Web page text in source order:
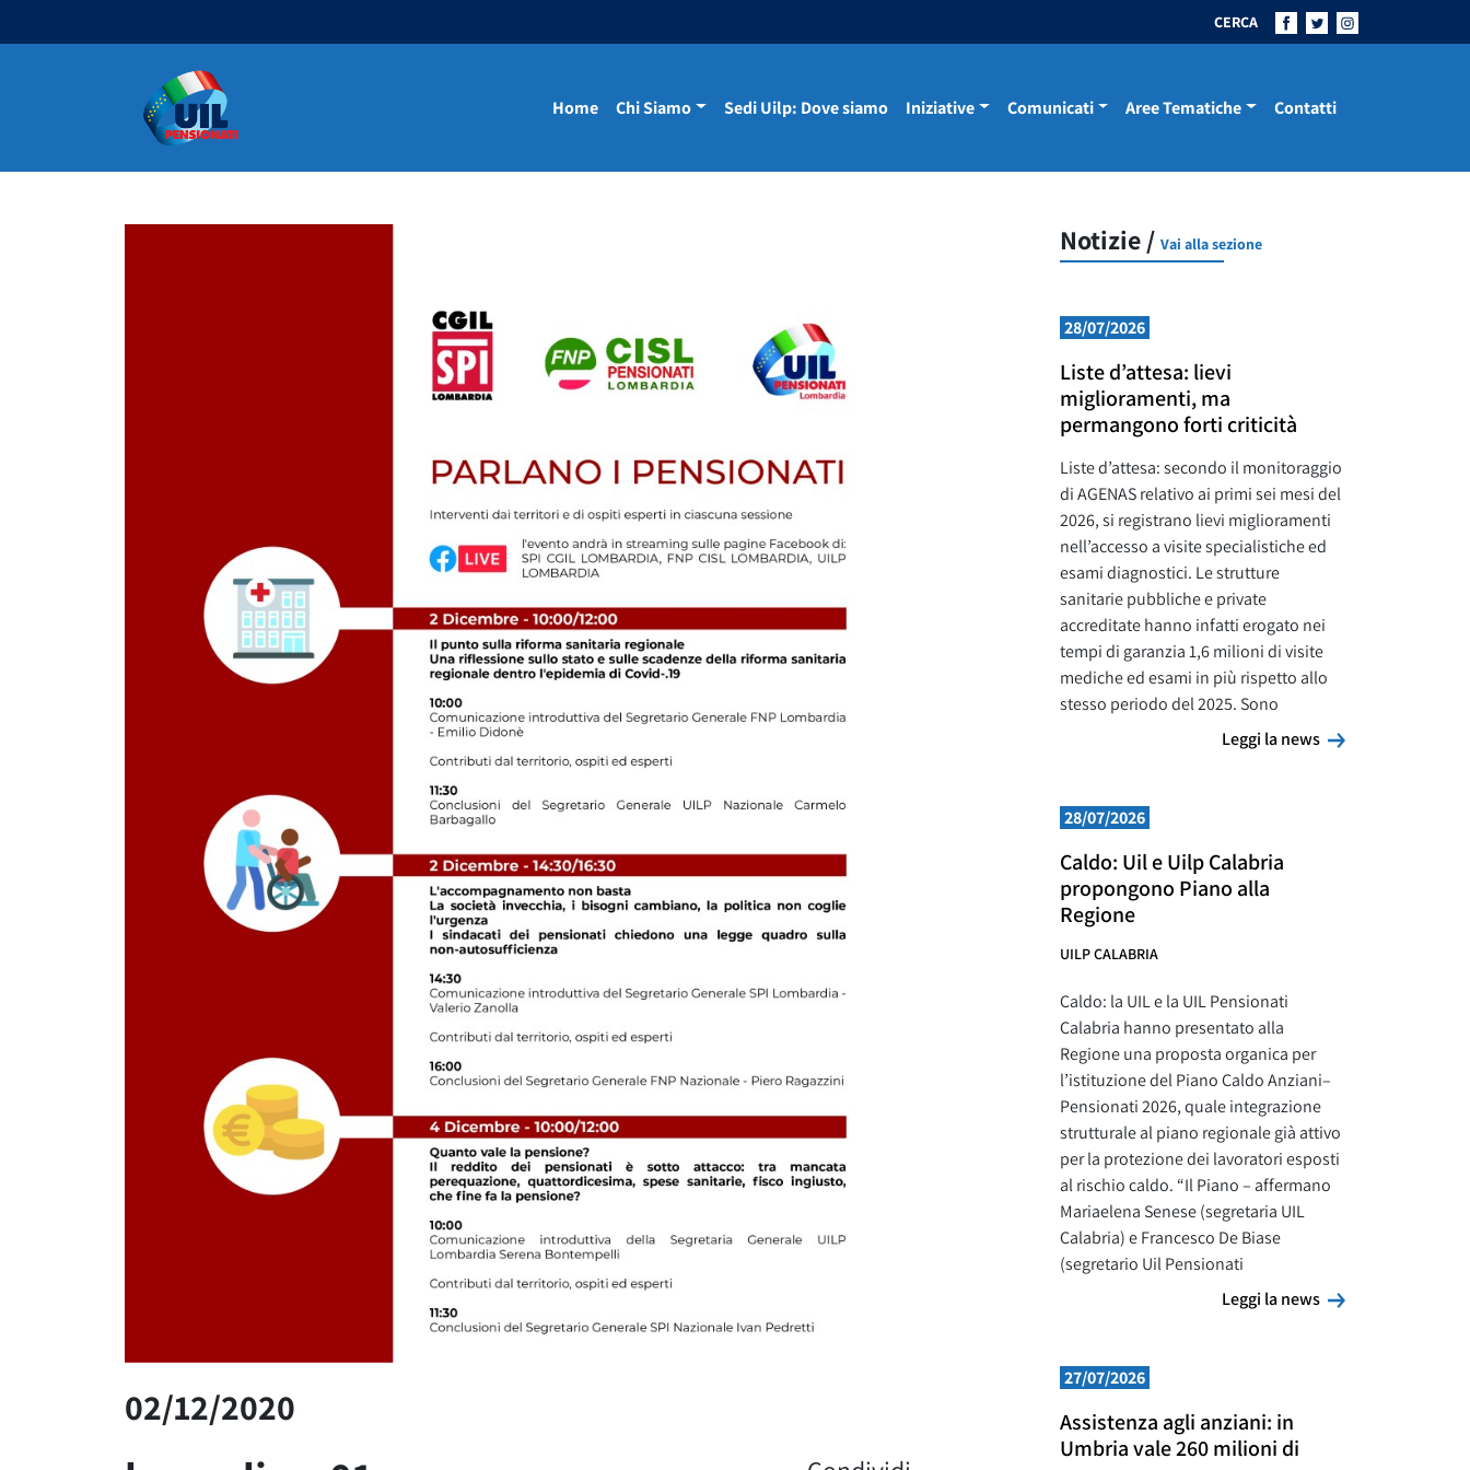
CERCA
Navigazione principale Home Chi Siamo Sedi Uilp: Dove siamo Iniziative Comunicati Aree Tematiche Contatti
02/12/2020
Notizie / Vai alla sezione
28/07/2026
Liste d’attesa: lievi
miglioramenti, ma
permangono forti criticità
Liste d’attesa: secondo il monitoraggio
di AGENAS relativo ai primi sei mesi del
2026, si registrano lievi miglioramenti
nell’accesso a visite specialistiche ed
esami diagnostici. Le strutture
sanitarie pubbliche e private
accreditate hanno infatti erogato nei
tempi di garanzia 1,6 milioni di visite
mediche ed esami in più rispetto allo
stesso periodo del 2025. Sono
Leggi la news
Leggi la news
28/07/2026
Caldo: Uil e Uilp Calabria
propongono Piano alla
Regione
UILP CALABRIA
Caldo: la UIL e la UIL Pensionati
Calabria hanno presentato alla
Regione una proposta organica per
l’istituzione del Piano Caldo Anziani–
Pensionati 2026, quale integrazione
strutturale al piano regionale già attivo
per la protezione dei lavoratori esposti
al rischio caldo. “Il Piano – affermano
Mariaelena Senese (segretaria UIL
Calabria) e Francesco De Biase
(segretario Uil Pensionati
Leggi la news
Leggi la news
27/07/2026
Assistenza agli anziani: in
Umbria vale 260 milioni di